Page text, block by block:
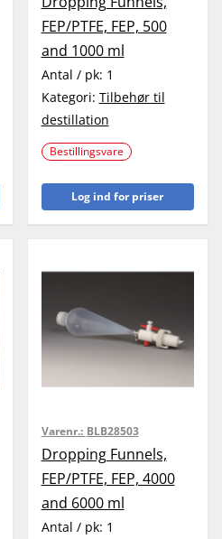
FEP/PTFE, FEP, 500
and 1000 ml
Antal / pk: 1
Kategori: Tilbehør til
destillation
Bestillingsvare
Log ind for priser
Varenr.: BLB28503
Dropping Funnels,
FEP/PTFE, FEP, 4000
and 6000 ml
Antal / pk: 1